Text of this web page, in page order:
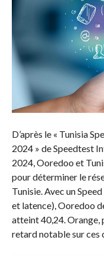
D’après le « Tunisia
2024 » de Speedtest
2024, Ooredoo et
pour déterminer le
Tunisie. Avec un
et latence), Ooredoo
atteint 40,24. Orange,
retard notable sur